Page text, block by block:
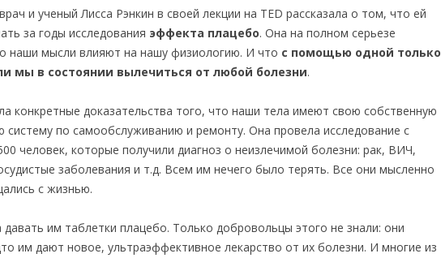
и ученый Лисса Рэнкин в своей лекции на TED рассказала о том, что ей
за годы исследования эффекта плацебо. Она на полном серьезе
наши мысли влияют на нашу физиологию. И что с помощью одной только
мы в состоянии вылечиться от любой болезни.
конкретные доказательства того, что наши тела имеют свою собственную
систему по самообслуживанию и ремонту. Она провела исследование с
человек, которые получили диагноз о неизлечимой болезни: рак, ВИЧ,
заболевания и т.д. Всем им нечего было терять. Все они мысленно
с жизнью.
давать им таблетки плацебо. Только добровольцы этого не знали: они
им дают новое, ультраэффективное лекарство от их болезни. И многие из